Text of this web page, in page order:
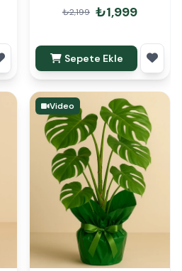
₺2,199 ₺1,999
Sepete Ekle
Video